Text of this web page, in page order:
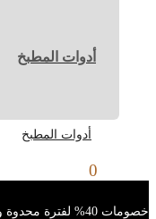
أدوات المطبخ
أدوات المطبخ
0
خصومات 40% لفترة محدوة وحتي نفاذ الكمية